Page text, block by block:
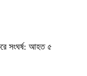
সংঘর্ষ: আহত ৫